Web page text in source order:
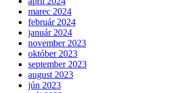
marec 2024
február 2024
január 2024
november 2023
október 2023
september 2023
august 2023
jún 2023